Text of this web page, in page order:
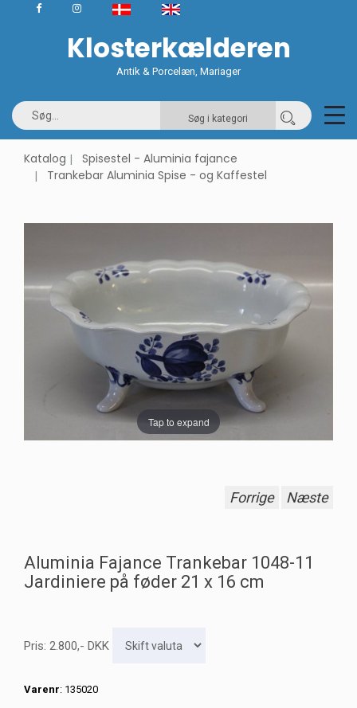
Klosterkælderen
Antik & Porcelæn, Mariager
Søg i kategori
Katalog
Spisestel - Aluminia fajance
Trankebar Aluminia Spise - og Kaffestel
Tap to expand
Forrige Næste
Aluminia Fajance Trankebar 1048-11
Jardiniere på føder 21 x 16 cm
Pris: 2.800,- DKK
Varenr: 135020